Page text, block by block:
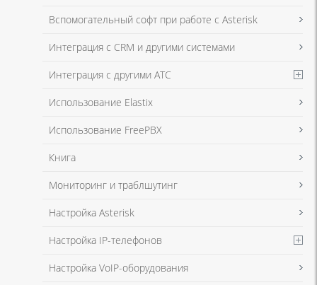
Я даю согласие на обработку моих персональных данных для связи
в соответствии с Политикой в отношении обработки персональных
Я даю согласие на обработку моих персональных данных для связи
в соответствии с Политикой в отношении обработки персональных
Вспомогательный софт при работе с Asterisk
Интеграция с CRM и другими системами
Интеграция с другими АТС
Использование Elastix
Использование FreePBX
Книга
Мониторинг и траблшутинг
Настройка Asterisk
Настройка IP-телефонов
Настройка VoIP-оборудования